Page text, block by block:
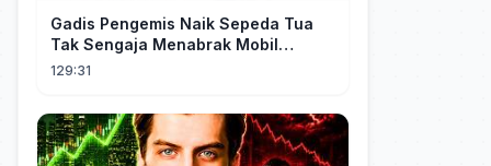
Gadis Pengemis Naik Sepeda Tua
Tak Sengaja Menabrak Mobil
Mewah CEO, Tak Disangka Dia
129:31